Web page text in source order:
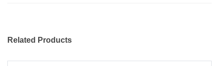
Related Products